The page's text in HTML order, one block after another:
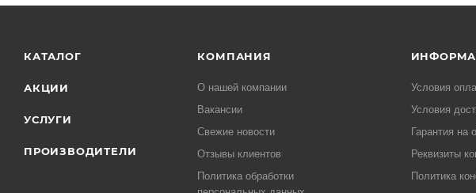
КАТАЛОГ
АКЦИИ
УСЛУГИ
ПРОИЗВОДИТЕЛИ
КОМПАНИЯ
О нашей компании
Вакансии
Свежие новости
Отзывы клиентов
Политика обработки
Условия
Условия
Гарантия на
Реквизиты
Политика